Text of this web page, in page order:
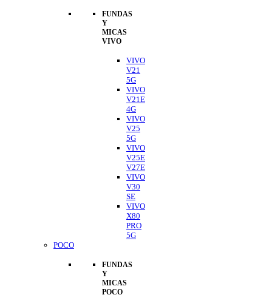
FUNDAS
Y
MICAS
VIVO
VIVO
V21
5G
VIVO
V21E
4G
VIVO
V25
5G
VIVO
V25E
V27E
VIVO
V30
SE
VIVO
X80
PRO
5G
POCO
FUNDAS
Y
MICAS
POCO